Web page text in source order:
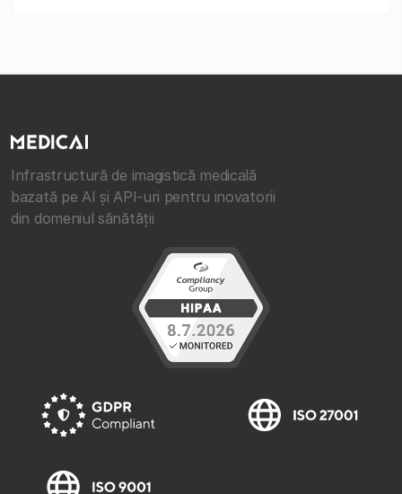
Infrastructură de imagistică medicală
bazată pe AI și API-uri pentru inovatorii
din domeniul sănătății